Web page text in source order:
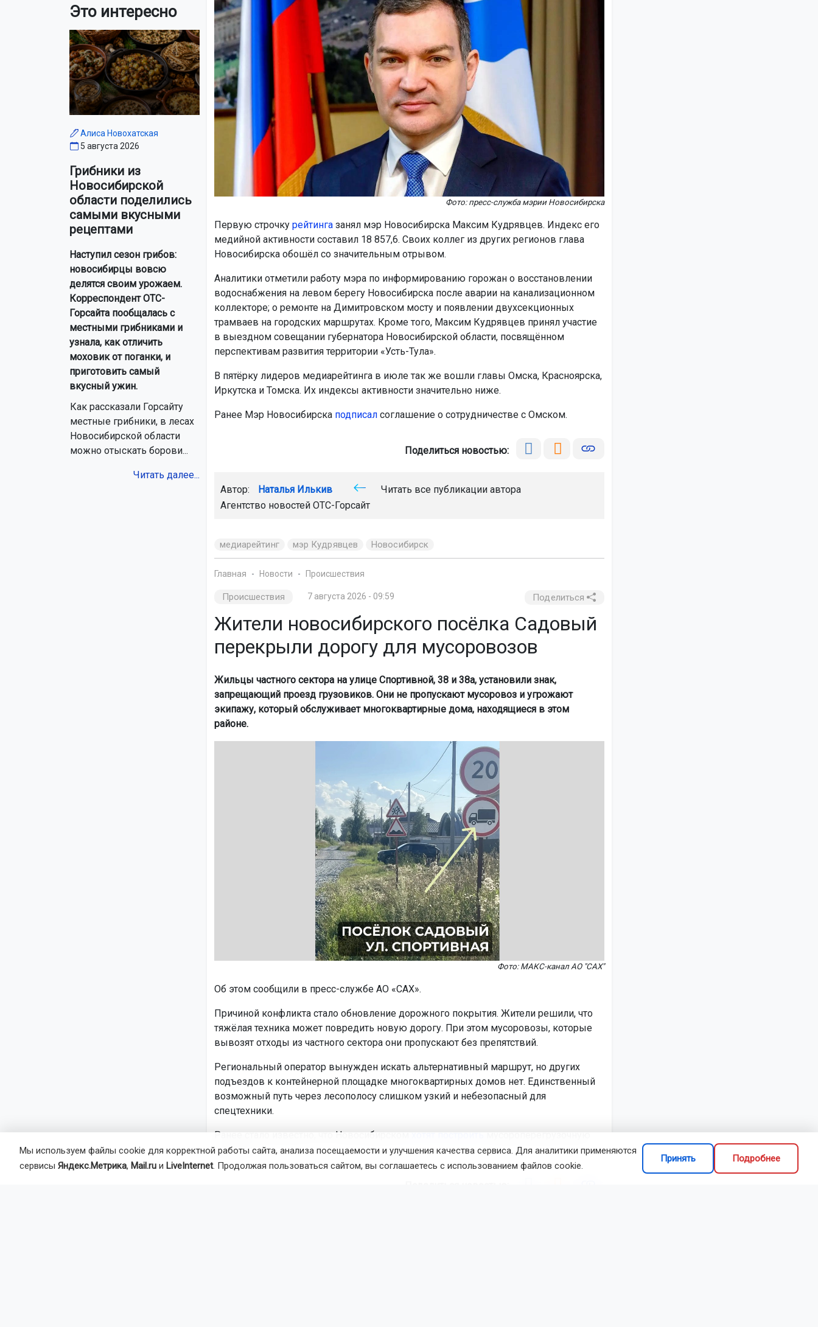
Это интересно
Алиса Новохатская
5 августа 2026
Грибники из
Новосибирской
области поделились
самыми вкусными
рецептами
Наступил сезон грибов:
новосибирцы вовсю
делятся своим урожаем.
Корреспондент ОТС-
Горсайта пообщалась с
местными грибниками и
узнала, как отличить
моховик от поганки, и
приготовить самый
вкусный ужин.
Как рассказали Горсайту
местные грибники, в лесах
Новосибирской области
можно отыскать борови...
Читать далее...
Фото: пресс-служба мэрии Новосибирска
Первую строчку рейтингазанял мэр Новосибирска Максим Кудрявцев. Индекс его
медийной активности составил 18 857,6. Своих коллег из других регионов глава
Новосибирска обошёл со значительным отрывом.
Аналитики отметили работу мэра по информированию горожан о восстановлении
водоснабжения на левом берегу Новосибирска после аварии на канализационном
коллекторе; о ремонте на Димитровском мосту и появлении двухсекционных
трамваев на городских маршрутах. Кроме того, Максим Кудрявцев принял участие
в выездном совещании губернатора Новосибирской области, посвящённом
перспективам развития территории «Усть-Тула».
В пятёрку лидеров медиарейтинга в июле так же вошли главы Омска, Красноярска,
Иркутска и Томска. Их индексы активности значительно ниже.
Ранее Мэр Новосибирска подписалсоглашение о сотрудничестве с Омском.
Поделиться новостью:
Автор: Наталья Илькив
Читать все публикации автора
Агентство новостей ОТС-Горсайт
медиарейтинг мэр Кудрявцев Новосибирск
Главная Новости Происшествия
Происшествия 7 августа 2026 - 09:59 Поделиться
Жители новосибирского посёлка Садовый
перекрыли дорогу для мусоровозов
Жильцы частного сектора на улице Спортивной, 38 и 38а, установили знак,
запрещающий проезд грузовиков. Они не пропускают мусоровоз и угрожают
экипажу, который обслуживает многоквартирные дома, находящиеся в этом
районе.
Фото: МАКС-канал АО "САХ"
Об этом сообщили в пресс-службе АО «САХ».
Причиной конфликта стало обновление дорожного покрытия. Жители решили, что
тяжёлая техника может повредить новую дорогу. При этом мусоровозы, которые
вывозят отходы из частного сектора они пропускают без препятствий.
Региональный оператор вынужден искать альтернативный маршрут, но других
подъездов к контейнерной площадке многоквартирных домов нет. Единственный
возможный путь через лесополосу слишком узкий и небезопасный для
спецтехники.
Ранее стало известно, что Новосибирском
станцию.
Мы используем файлы cookie для корректной работы сайта, анализа посещаемости и улучшения качества сервиса. Для аналитики применяются
сервисы Яндекс.Метрика, Mail.ru и LiveInternet. Продолжая пользоваться сайтом, вы соглашаетесь с использованием файлов cookie.
Принять Подробнее